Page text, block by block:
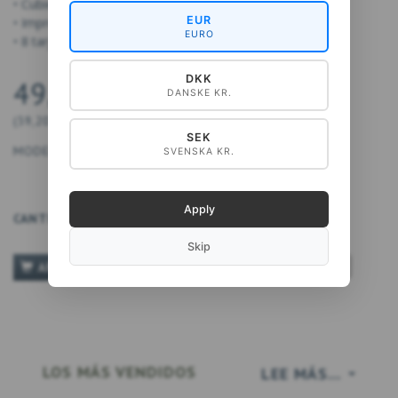
• Cubierta: 14,5 x 14,5 cm
• Impreso en papel FSC
• 8 tarjetas dobles y sobres
49,00 DKK
39,20 DKKIVA NO INCLUIDO)
MODELO: 5711612040067
CANTIDAD
AÑADIR A LA CESTA TILFØJ TIL ØNSKESKYEN
LEE MÁS...
LOS MÁS VENDIDOS
EUR
EURO
DKK
DANSKE KR.
SEK
SVENSKA KR.
Apply
Skip